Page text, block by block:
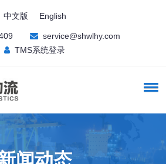
中文版 English
service@shwlhy.com
TMS系统登录